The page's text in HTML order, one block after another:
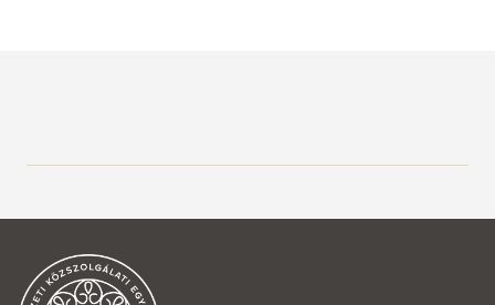
Rólunk
Oktatóink
Tantárgyi programok
Büntető-eljárásjogi Tanszék
Rólunk
Oktatóink
Büntetőjogi Tanszék
Rólunk
Bűnügyi és Gazdaságvédelmi Tanszék